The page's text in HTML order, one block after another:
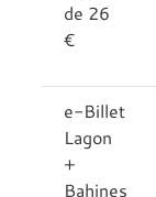
de 26
€
e-Billet
Lagon
+
Bahines